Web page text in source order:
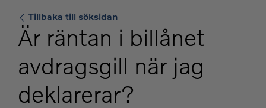
Tillbaka till söksidan
Är räntan i billånet
avdragsgill när jag
deklarerar?